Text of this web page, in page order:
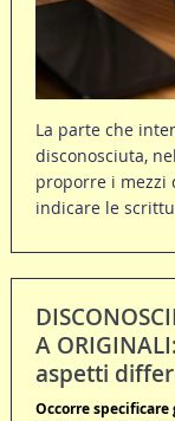
La parte che
disconosciuta,
proporre i
indicare le
A
aspetti
Occorre